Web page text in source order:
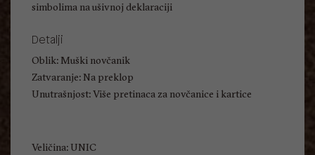
simbolima na ušivnoj deklaraciji
Detalji
Oblik: Muški novčanik
Zatvaranje: Na preklop
Unutrašnjost: Više pretinaca za novčanice i kartice
Veličina: UNIC